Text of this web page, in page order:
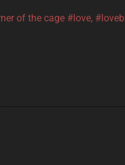
of the cage #love,